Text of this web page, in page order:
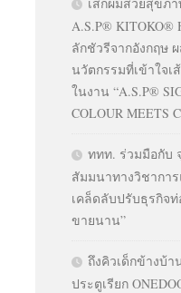
A.S.P® KITOKO®
ลักชัวรีจากอังกฤษ
นวัตกรรมที่เข้าใจ
ในงาน “A.S.P®
COLOUR MEETS
ททท. ร่วมมือกับ
สัมมนาทางวิชากา
เคล็ดลับปรับธุรกิจท่
ขายนาน”
ถึงคิวเด็กข้างบ้า
ประตูเรียก